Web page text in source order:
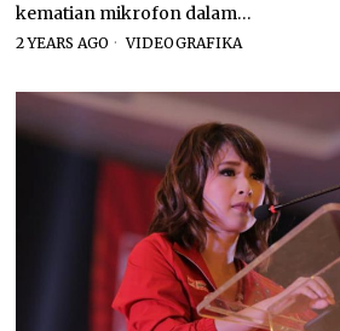
kematian mikrofon dalam…
2 YEARS AGO VIDEOGRAFIKA